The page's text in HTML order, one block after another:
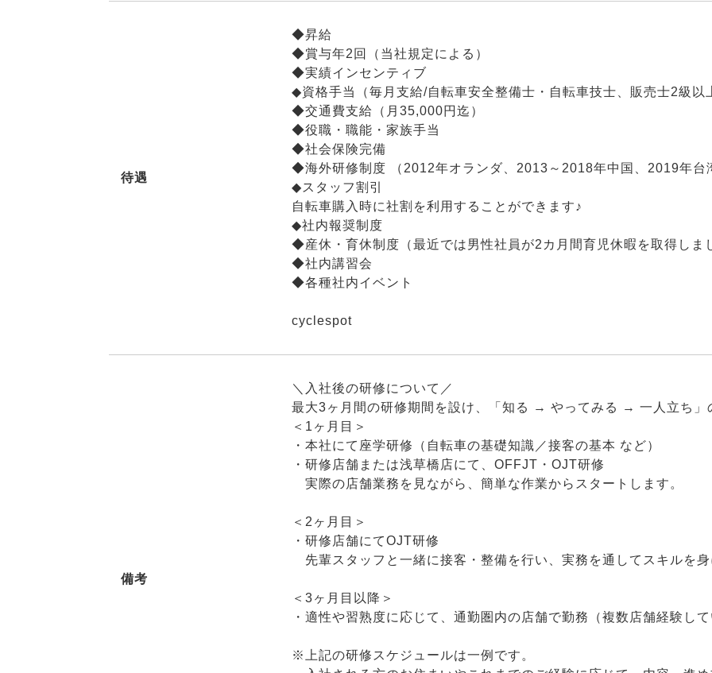
待遇
◆昇給
◆賞与年2回（当社規定による）
◆実績インセンティブ
◆資格手当（毎月支給/自転車安全整備士・自転車技士、販売士2級以
◆交通費支給（月35,000円迄）
◆役職・職能・家族手当
◆社会保険完備
◆海外研修制度 （2012年オランダ、2013～2018年中国、2019年
◆スタッフ割引
自転車購入時に社割を利用することができます♪
◆社内報奨制度
◆産休・育休制度（最近では男性社員が2カ月間育児休暇を取得しま
◆社内講習会
◆各種社内イベント
cyclespot
備考
＼入社後の研修について／
最大3ヶ月間の研修期間を設け、「知る → やってみる → 一人立ち」
＜1ヶ月目＞
・本社にて座学研修（自転車の基礎知識／接客の基本 など）
・研修店舗または浅草橋店にて、OFFJT・OJT研修
実際の店舗業務を見ながら、簡単な作業からスタートします。
＜2ヶ月目＞
・研修店舗にてOJT研修
先輩スタッフと一緒に接客・整備を行い、実務を通してスキルを
＜3ヶ月目以降＞
・適性や習熟度に応じて、通勤圏内の店舗で勤務（複数店舗経験し
※上記の研修スケジュールは一例です。